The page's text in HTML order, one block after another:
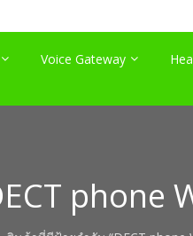
Voice Gateway
phone